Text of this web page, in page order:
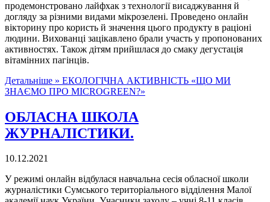
продемонстровано лайфхак з технології висаджування й
догляду за різними видами мікрозелені. Проведено онлайн
вікторину про користь й значення цього продукту в раціоні
людини. Вихованці зацікавлено брали участь у пропонованих
активностях. Також дітям прийшлася до смаку дегустація
вітамінних пагінців.
Детальніше » ЕКОЛОГІЧНА АКТИВНІСТЬ «ЩО МИ
ЗНАЄМО ПРО MICROGREEN?»
ОБЛАСНА ШКОЛА
ЖУРНАЛІСТИКИ.
10.12.2021
У режимі онлайн відбулася навчальна сесія обласної школи
журналістики Сумського територіального відділення Малої